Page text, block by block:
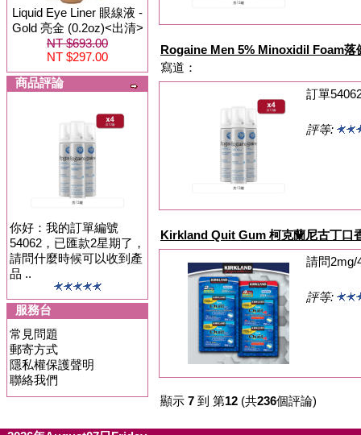
Liquid Eye Liner 眼線液 -
Gold 亮金 (0.2oz)<出清>
NT $693.00
NT $297.00
商品評論
你好：我的訂單編號
54062，已匯款2星期了，
請問什麼時候可以收到產
品 ..
服務台
常見問題
郵寄方式
隱私權保護聲明
聯絡我們
Rogaine Men 5% Minoxidil Foam落
寫道：
訂單
評等:
Kirkland Quit Gum 柯克蘭尼古丁口
請問2mg/
評等:
顯示 7 到 第12 (共236個評論)